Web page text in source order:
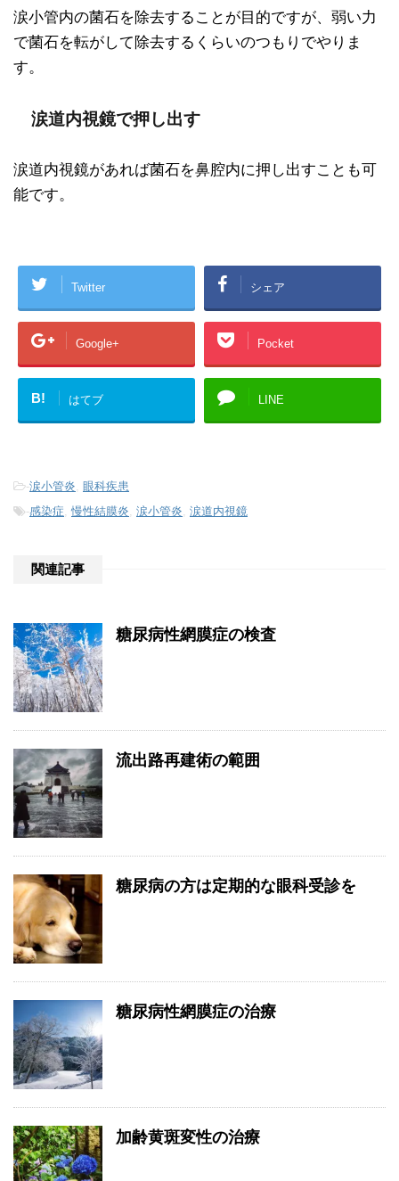
涙小管内の菌石を除去することが目的ですが、弱い力
で菌石を転がして除去するくらいのつもりでやりま
す。
涙道内視鏡で押し出す
涙道内視鏡があれば菌石を鼻腔内に押し出すことも可
能です。
Twitter シェア
Google+ Pocket
B! はてブ LINE
-涙小管炎, 眼科疾患
-感染症, 慢性結膜炎, 涙小管炎, 涙道内視鏡
関連記事
糖尿病性網膜症の検査
流出路再建術の範囲
糖尿病の方は定期的な眼科受診を
糖尿病性網膜症の治療
加齢黄斑変性の治療